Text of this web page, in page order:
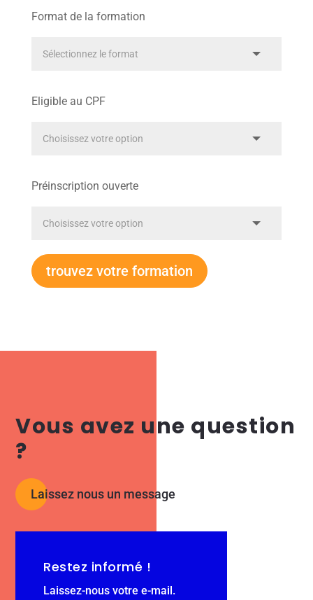
Format de la formation
Eligible au CPF
Préinscription ouverte
trouvez votre formation
Vous avez une question
?
Laissez nous un message
Restez informé !
Laissez-nous votre e-mail.